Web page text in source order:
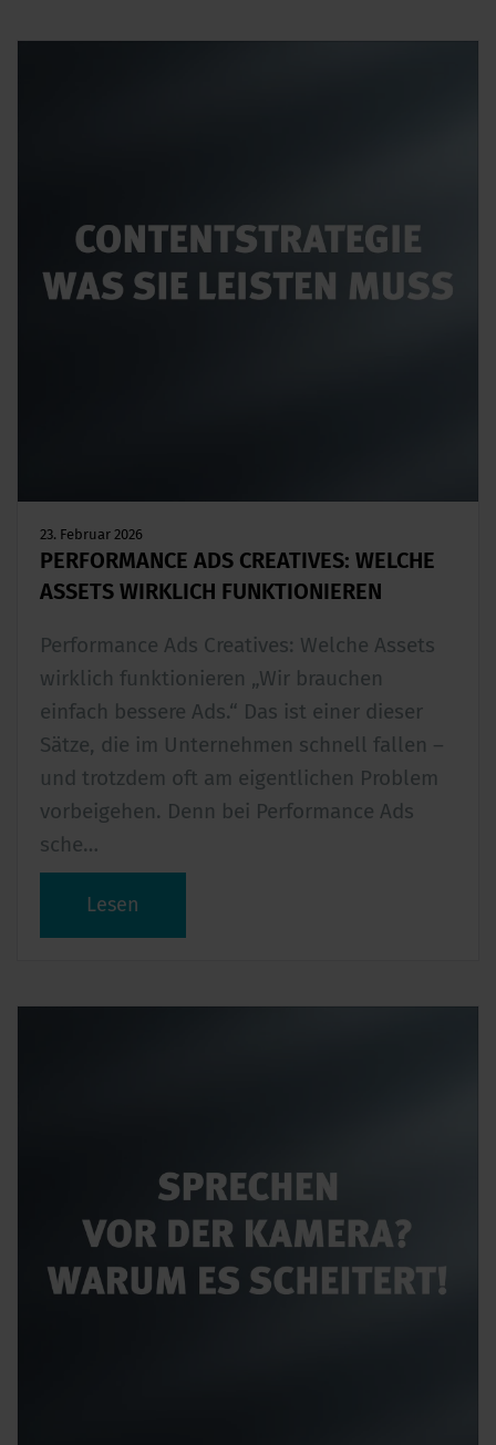
23. Februar 2026
PERFORMANCE ADS CREATIVES: WELCHE
ASSETS WIRKLICH FUNKTIONIEREN
Performance Ads Creatives: Welche Assets
wirklich funktionieren „Wir brauchen
einfach bessere Ads.“ Das ist einer dieser
Sätze, die im Unternehmen schnell fallen –
und trotzdem oft am eigentlichen Problem
vorbeigehen. Denn bei Performance Ads
sche…
Lesen